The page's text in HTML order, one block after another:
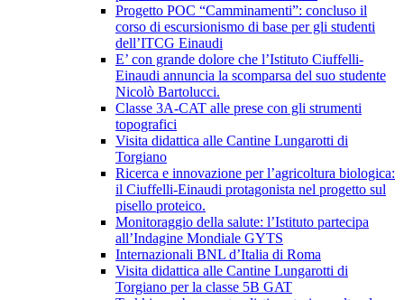
Progetto POC “Camminamenti”: concluso il
corso di escursionismo di base per gli studenti
dell’ITCG Einaudi
E’ con grande dolore che l’Istituto Ciuffelli-
Einaudi annuncia la scomparsa del suo studente
Nicolò Bartolucci.
Classe 3A-CAT alle prese con gli strumenti
topografici
Visita didattica alle Cantine Lungarotti di
Torgiano
Ricerca e innovazione per l’agricoltura biologica:
il Ciuffelli-Einaudi protagonista nel progetto sul
pisello proteico.
Monitoraggio della salute: l’Istituto partecipa
all’Indagine Mondiale GYTS
Internazionali BNL d’Italia di Roma
Visita didattica alle Cantine Lungarotti di
Torgiano per la classe 5B GAT